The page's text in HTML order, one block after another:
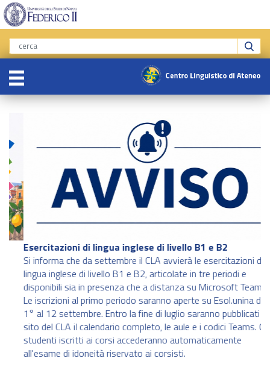
Esercitazioni di lingua inglese di livello B1 e B2
Si informa che da settembre il CLA avvierà le esercitazioni di
lingua inglese di livello B1 e B2, articolate in tre periodi e
disponibili sia in presenza che a distanza su Microsoft Teams.
Le iscrizioni al primo periodo saranno aperte su Esol.unina dal
1° al 12 settembre. Entro la fine di luglio saranno pubblicati sul
sito del CLA il calendario completo, le aule e i codici Teams. Gli
studenti iscritti ai corsi accederanno automaticamente
all'esame di idoneità riservato ai corsisti.